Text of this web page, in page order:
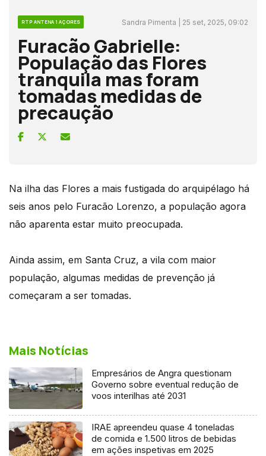
RTP ANTENA 1 AÇORES Sandra Pimenta | 25 set, 2025, 09:02
Furacão Gabrielle:
População das Flores
tranquila mas foram
tomadas medidas de
precaução
Na ilha das Flores a mais fustigada do arquipélago há
seis anos pelo Furacão Lorenzo, a população agora
não aparenta estar muito preocupada.
Ainda assim, em Santa Cruz, a vila com maior
população, algumas medidas de prevenção já
começaram a ser tomadas.
Mais Notícias
Empresários de Angra questionam
Governo sobre eventual redução de
voos interilhas até 2031
IRAE apreendeu quase 4 toneladas
de comida e 1.500 litros de bebidas
em ações inspetivas em 2025